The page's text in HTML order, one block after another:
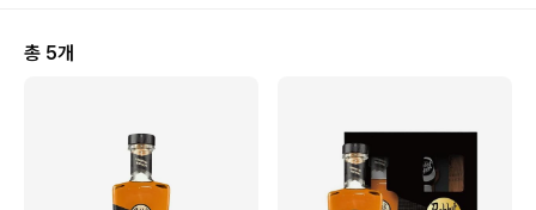
총 5개